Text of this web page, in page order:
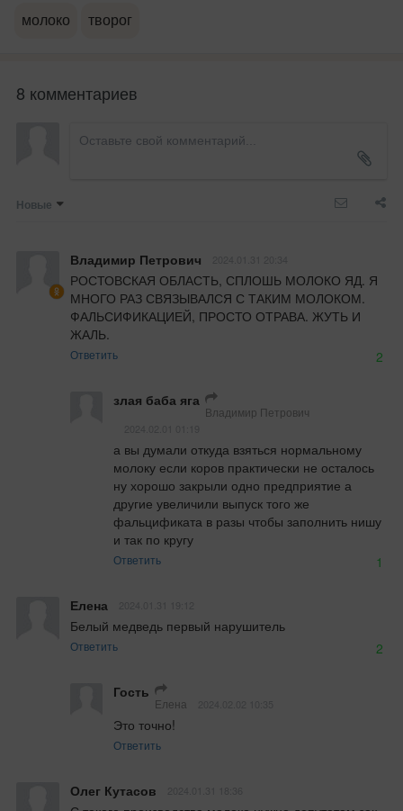
молоко творог
8 комментариев
Новые
Владимир Петрович
РОСТОВСКАЯ ОБЛАСТЬ, СПЛОШЬ МОЛОКО ЯД. Я
МНОГО РАЗ СВЯЗЫВАЛСЯ С ТАКИМ МОЛОКОМ.
ФАЛЬСИФИКАЦИЕЙ, ПРОСТО ОТРАВА. ЖУТЬ И
ЖАЛЬ.
Ответить 2
злая баба яга
Владимир Петрович
а вы думали откуда взяться нормальному
молоку если коров практически не осталось
ну хорошо закрыли одно предприятие а
другие увеличили выпуск того же
фальцификата в разы чтобы заполнить нишу
и так по кругу
Ответить 1
Елена
Белый медведь первый нарушитель
Ответить 2
Гость
Елена
Это точно!
Ответить
Олег Кутасов